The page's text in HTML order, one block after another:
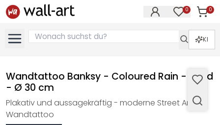
0 0
KI
Wandtattoo Banksy - Coloured Rain - Rund
- Ø 30 cm
Plakativ und aussagekräftig - moderne Street Art als
Wandtattoo